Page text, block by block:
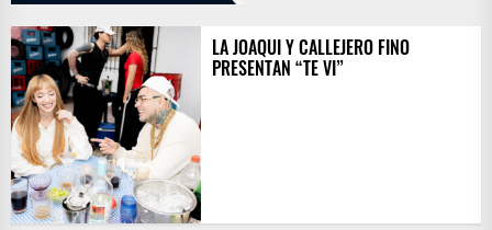
LA JOAQUI Y CALLEJERO FINO
PRESENTAN “TE VI”